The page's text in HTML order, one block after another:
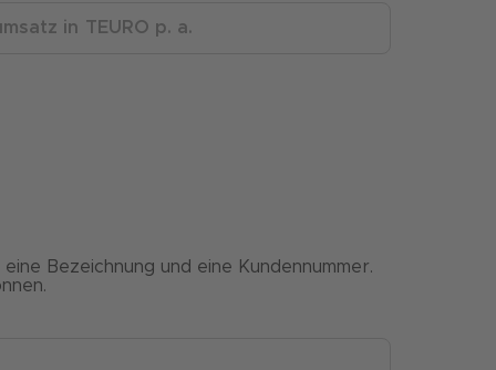
Bezeichnung und eine Kundennummer.